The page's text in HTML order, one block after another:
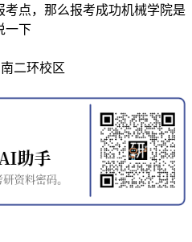
点，那么报考成功机械学院是
一下
二环校区